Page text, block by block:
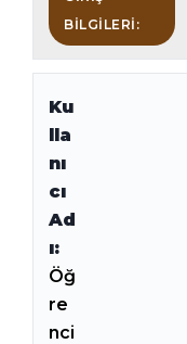
BILGILERI:
Ku
lla
nı
cı
Ad
ı:
Öğ
re
nci